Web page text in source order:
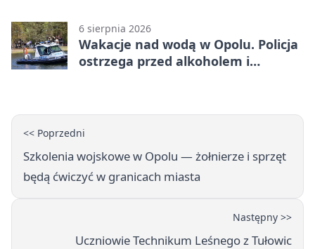
6 sierpnia 2026
Wakacje nad wodą w Opolu. Policja
ostrzega przed alkoholem i
<< Poprzedni
Szkolenia wojskowe w Opolu — żołnierze i sprzęt
będą ćwiczyć w granicach miasta
Następny >>
Uczniowie Technikum Leśnego z Tułowic